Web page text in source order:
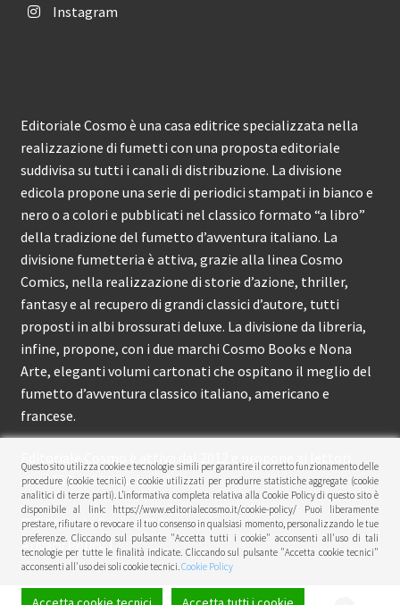
Instagram
Editoriale Cosmo è una casa editrice specializzata nella
realizzazione di fumetti con una proposta editoriale
suddivisa su tutti i canali di distribuzione. La divisione
edicola propone una serie di periodici stampati in bianco e
nero o a colori e pubblicati nel classico formato “a libro”
della tradizione del fumetto d’avventura italiano. La
divisione fumetteria è attiva, grazie alla linea Cosmo
Comics, nella realizzazione di storie d’azione, thriller,
fantasy e al recupero di grandi classici d’autore, tutti
proposti in albi brossurati deluxe. La divisione da libreria,
infine, propone, con i due marchi Cosmo Books e Nona
Arte, eleganti volumi cartonati che ospitano il meglio del
fumetto d’avventura classico italiano, americano e
francese.
Editoriale Cosmo è attiva dal 2012 e propone ai lettori
circa 150 pubblicazioni l’anno.
© Editoriale Cosmo 2026
Privacy Policy
Questo sito utilizza cookie e tecnologie simili per garantire il corretto funzionamento delle
procedure (cookie tecnici) e cookie utilizzati per produrre statistiche aggregate (cookie
analitici di terze parti). L’informativa completa relativa alla Cookie Policy di questo sito è
disponibile al link: https://www.editorialecosmo.it/cookie-policy/ Puoi liberamente
prestare, rifiutare o revocare il tuo consenso in qualsiasi momento, personalizzando le tue
preferenze. Cliccando sul pulsante "Accetta tutti i cookie" acconsenti all'uso di tali
tecnologie per tutte le finalità indicate. Cliccando sul pulsante "Accetta cookie tecnici"
acconsenti all'uso dei soli cookie tecnici.Cookie Policy